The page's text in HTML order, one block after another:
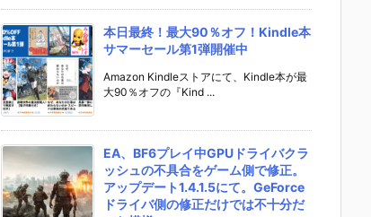
本日最終！最大90％オフ！Kindle本
サマーセール第1弾開催中
Amazon Kindleストアにて、Kindle本が最
大90％オフの『Kind ...
EA、BF6プレイ中GPUドライバクラ
ッシュの不具合をゲーム側で修正。
アップデート1.4.1.5にて。GeForce
ドライバ側の修正だけでは不十分だ